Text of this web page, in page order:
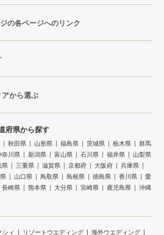
の各ページへのリンク
から選ぶ
府県から探す
秋田県 山形県 福島県 茨城県 栃木県
群馬
奈川県 新潟県 富山県 石川県 福井県
山梨県
県 三重県 滋賀県 京都府 大阪府
兵庫県
山口県 鳥取県 島根県 徳島県 香川県
愛
長崎県 熊本県 大分県 宮崎県 鹿児島県
沖縄
シィ リゾートウエディング 海外ウエディング